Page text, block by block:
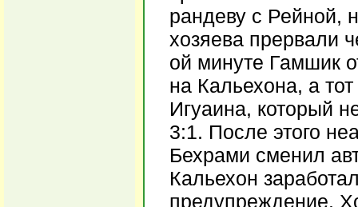
рандеву с Рейной,
хозяева прервали
ой минуте Гамшик
на Кальехона, а
Игуаина, который
3:1. После этого
Бехрами сменил
Кальехон
предупреждение.